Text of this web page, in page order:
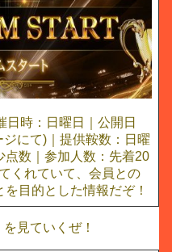
日時：日曜日｜公開日
にて)｜提供鞍数：日曜
点数｜参加人数：先着20
くれていて、会員との
目的とした情報だぞ！
を見ていくぜ！